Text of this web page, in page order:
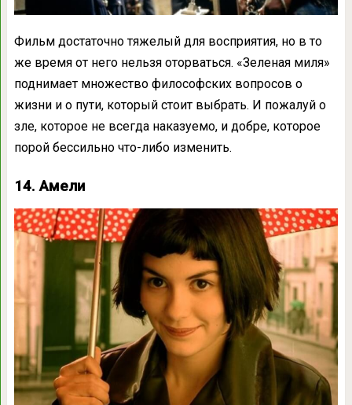
Фильм достаточно тяжелый для восприятия, но в то
же время от него нельзя оторваться. «Зеленая миля»
поднимает множество философских вопросов о
жизни и о пути, который стоит выбрать. И пожалуй о
зле, которое не всегда наказуемо, и добре, которое
порой бессильно что-либо изменить.
14. Амели